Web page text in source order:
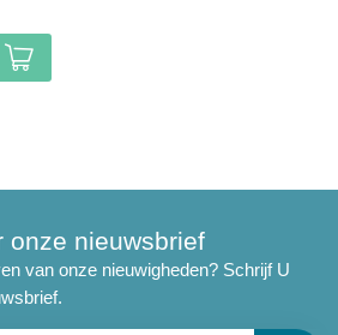
onze nieuwsbrief
van onze nieuwigheden? Schrijf U